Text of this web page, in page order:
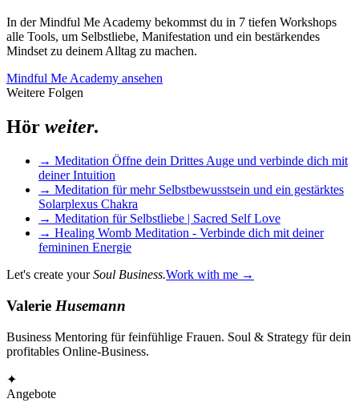
In der Mindful Me Academy bekommst du in 7 tiefen Workshops
alle Tools, um Selbstliebe, Manifestation und ein bestärkendes
Mindset zu deinem Alltag zu machen.
Mindful Me Academy ansehen
Weitere Folgen
Hör weiter.
→ Meditation Öffne dein Drittes Auge und verbinde dich mit
deiner Intuition
→ Meditation für mehr Selbstbewusstsein und ein gestärktes
Solarplexus Chakra
→ Meditation für Selbstliebe | Sacred Self Love
→ Healing Womb Meditation - Verbinde dich mit deiner
femininen Energie
Let's create yourSoul Business.Work with me →
Valerie Husemann
Business Mentoring für feinfühlige Frauen. Soul & Strategy für dein
profitables Online-Business.
✦
Angebote